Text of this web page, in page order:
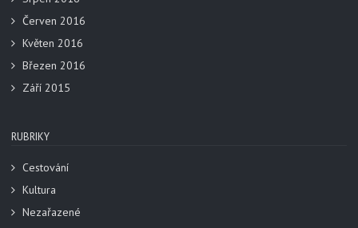
Červen 2016
Květen 2016
Březen 2016
Září 2015
RUBRIKY
Cestování
Kultura
Nezařazené